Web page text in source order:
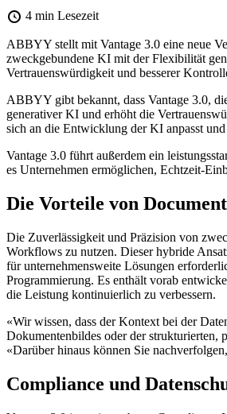
4 min Lesezeit
ABBYY stellt mit Vantage 3.0 eine neue
zweckgebundene KI mit der Flexibilität
Vertrauenswürdigkeit und besserer
ABBYY gibt bekannt, dass Vantage 3.0,
generativer KI und erhöht die
sich an die Entwicklung der KI anpasst
Vantage 3.0 führt außerdem ein
es Unternehmen ermöglichen, Echtzeit-
Die Vorteile von
Die Zuverlässigkeit und Präzision von
Workflows zu nutzen. Dieser hybride
für unternehmensweite Lösungen
Programmierung. Es enthält vorab
die Leistung kontinuierlich zu verbessern.
«Wir wissen, dass der Kontext bei der
Dokumentenbildes oder der
«Darüber hinaus können Sie
Compliance und